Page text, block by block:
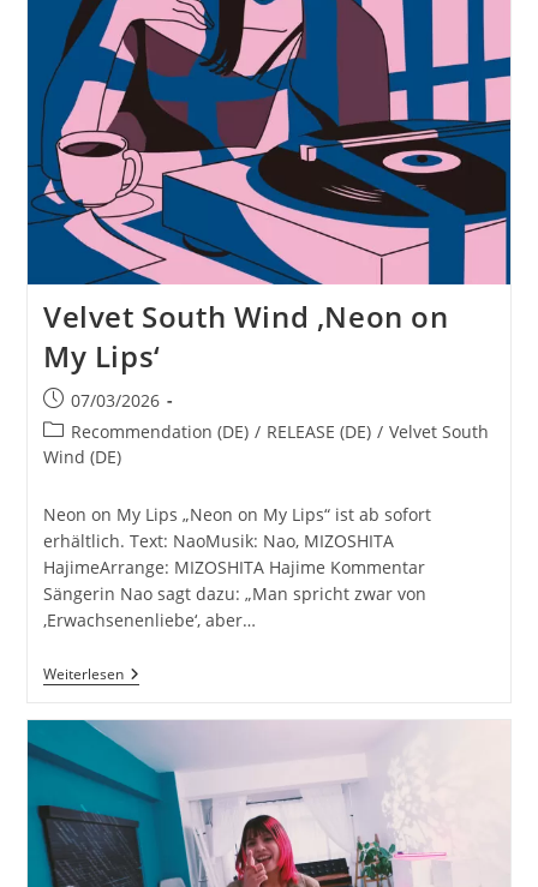
DAYTIME“
Auf
Fukuoka
LOVE
FM
Velvet South Wind ‚Neon on
My Lips‘
Beitrag
veröffentlicht:
07/03/2026
Beitrags-
Kategorie:
Recommendation (DE) / RELEASE (DE) / Velvet South
Wind (DE)
Neon on My Lips „Neon on My Lips“ ist ab sofort
erhältlich. Text: NaoMusik: Nao, MIZOSHITA
HajimeArrange: MIZOSHITA Hajime Kommentar
Sängerin Nao sagt dazu: „Man spricht zwar von
‚Erwachsenenliebe‘, aber…
WeiterlesenVelvet
South
On
My
Lips‘